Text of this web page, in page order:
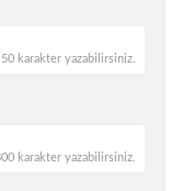
50 karakter yazabilirsiniz.
karakter yazabilirsiniz.